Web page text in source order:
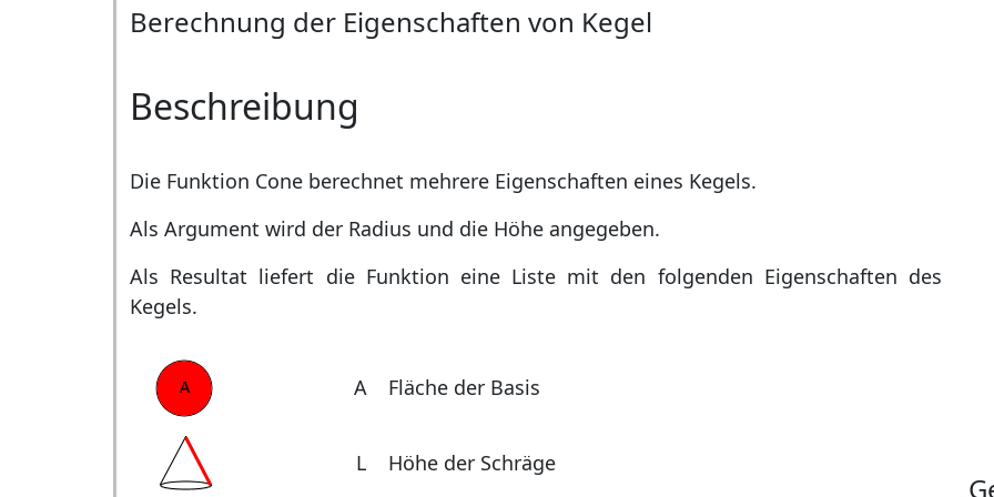
Berechnung der Eigenschaften von Kegel
Beschreibung
Die Funktion Cone berechnet mehrere Eigenschaften eines Kegels.
Als Argument wird der Radius und die Höhe angegeben.
Als Resultat liefert die Funktion eine Liste mit den folgenden Eigenschaften des
Kegels.
A Fläche der Basis
L Höhe der Schräge